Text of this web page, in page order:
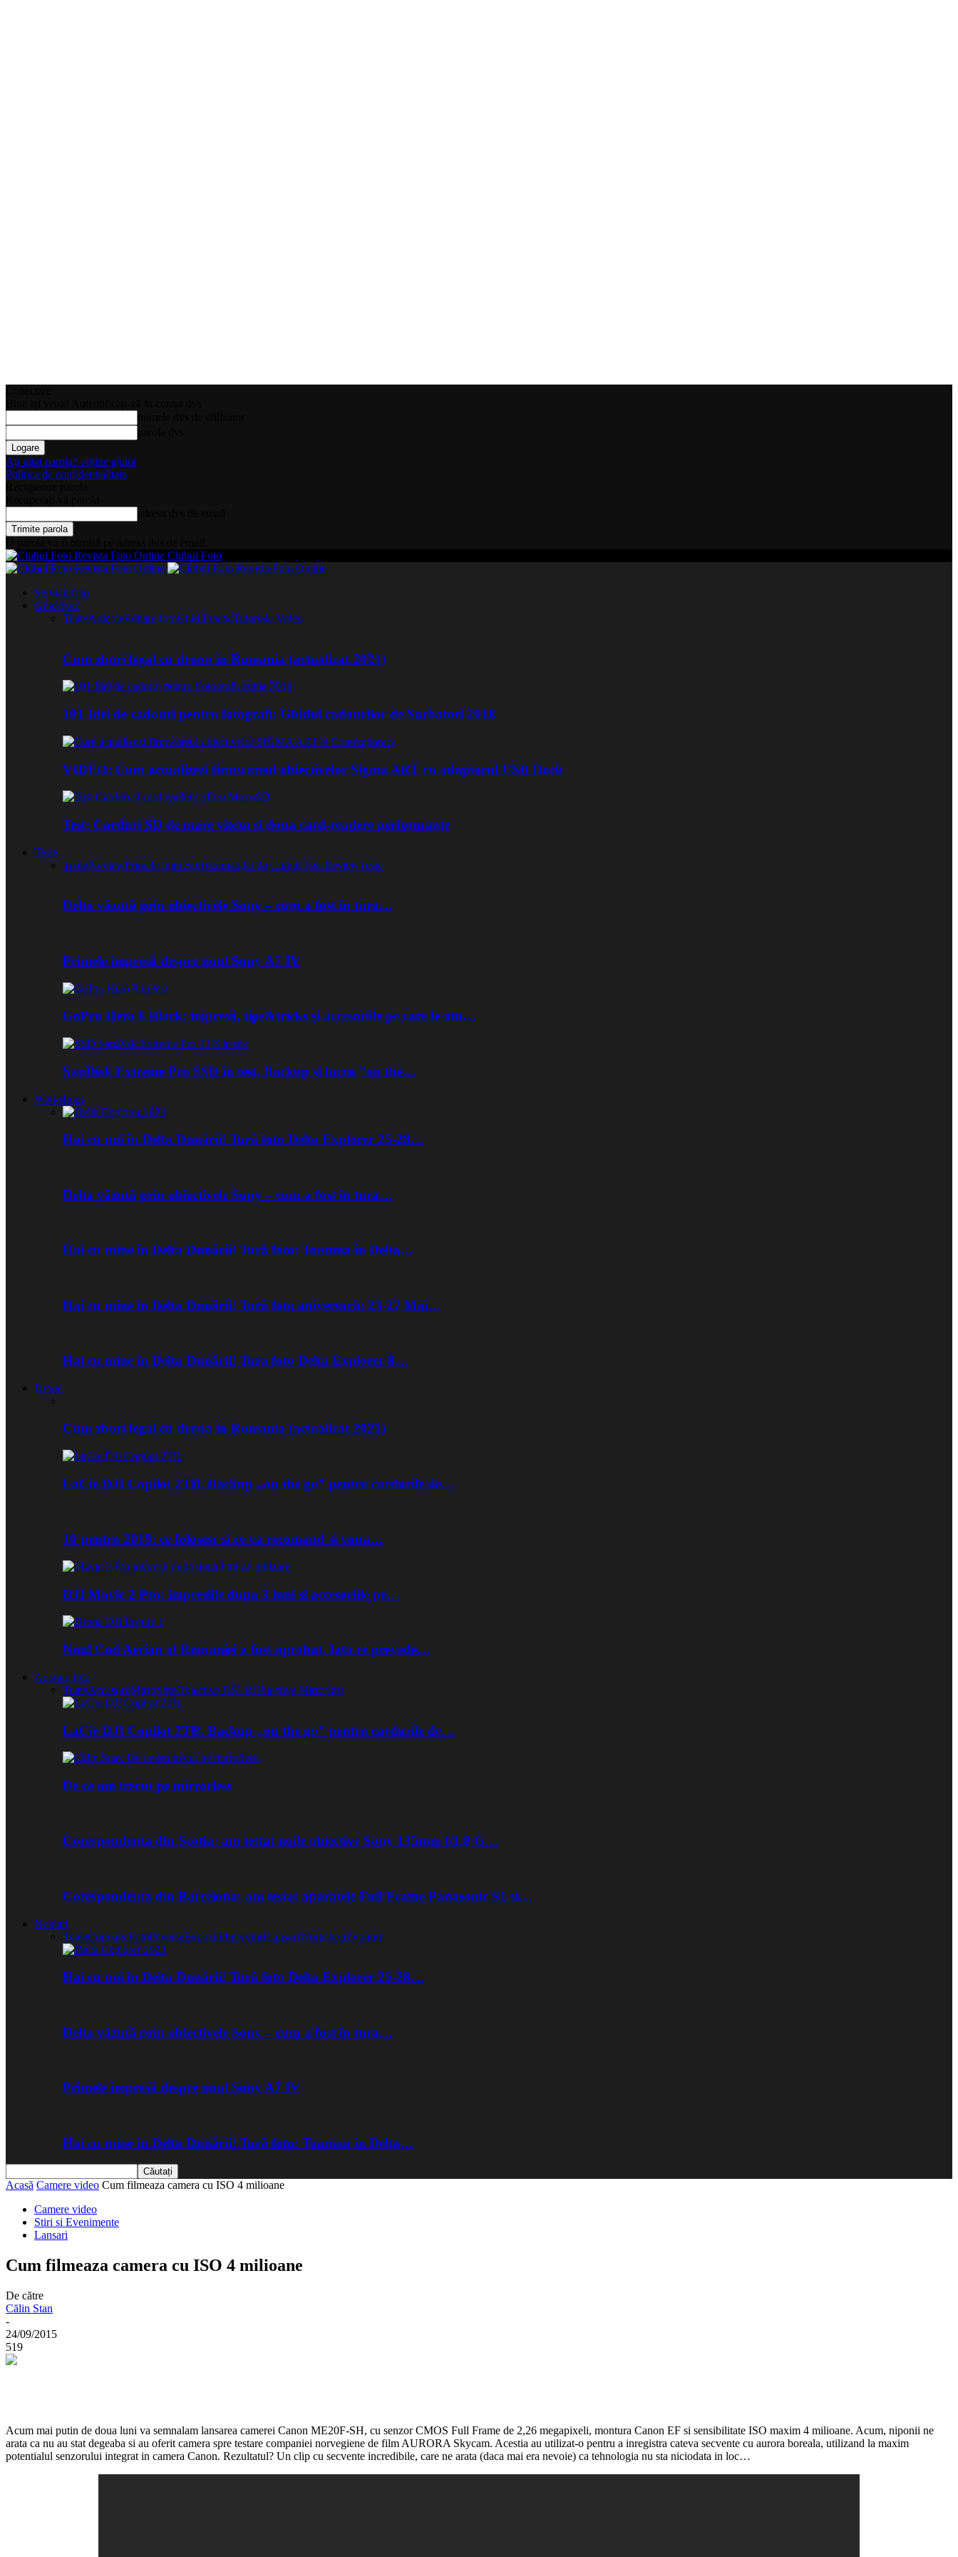
Ați uitat parola? obține ajutor
Politica de confidentialitate
Clubul Foto
Servicii foto
Ghid Foto
ToateArticoleEditare fotoGhid PracticTutoriale Video
Cum zbori legal cu drona in Romania (actualizat 2021)
101 Idei de cadouri pentru fotografi: Ghidul cadourilor de Sarbatori 2018
VIDEO: Cum actualizezi firmwareul obiectivelor Sigma ART cu adaptorul USB Dock
Test: Carduri SD de mare viteza si doua card-readere performante
Teste
ToatePreviewPrimele impresiiRecomandat de Clubul FotoReviewTeste
Delta văzută prin obiectivele Sony – cum a fost în tura…
Primele impresii despre noul Sony A7 IV
GoPro Hero 8 Black: impresii, tips&tricks și accesoriile pe care le-am…
SanDisk Extreme Pro SSD în test. Backup și lucru ”on the…
Workshops
Hai cu noi în Delta Dunării! Tură foto Delta Explorer 25-28…
Delta văzută prin obiectivele Sony – cum a fost în tura…
Hai cu mine în Delta Dunării! Tură foto: Toamna în Delta…
Hai cu mine în Delta Dunării! Tură foto aniversară: 23-27 Mai…
Hai cu mine în Delta Dunării! Tura foto Delta Explorer 8…
Drone
Cum zbori legal cu drona in Romania (actualizat 2021)
LaCie DJI Copilot 2TB. Backup „on the go” pentru cardurile de…
10 pentru 2019: ce folosesc si ce va recomand si voua…
DJI Mavic 2 Pro: impresiile dupa 3 luni si accesoriile pe…
Noul Cod Aerian al Romaniei a fost aprobat. Iata ce prevede…
Aparate foto
ToateAccesoriiMirrorlessObiective DSLRObiective Mirrorless
LaCie DJI Copilot 2TB. Backup „on the go” pentru cardurile de…
De ce am trecut pe mirrorless
Corespondenta din Scotia: am testat noile obiective Sony 135mm f/1.8 G…
Corespondenta din Barcelona: am testat aparatele Full Frame Panasonic S1 si…
Noutati
ToateConcurs FotoDiverseExpozitiiInterviuriLansariWorkshopZvonuri
Hai cu noi în Delta Dunării! Tură foto Delta Explorer 25-28…
Delta văzută prin obiectivele Sony – cum a fost în tura…
Primele impresii despre noul Sony A7 IV
Hai cu mine în Delta Dunării! Tură foto: Toamna în Delta…
Acasă Camere video Cum filmeaza camera cu ISO 4 milioane
Camere video
Stiri si Evenimente
Lansari
Cum filmeaza camera cu ISO 4 milioane
De către
Călin Stan
-
24/09/2015
519
Acum mai putin de doua luni va semnalam lansarea camerei Canon ME20F-SH, cu senzor CMOS Full Frame de 2,26 megapixeli, montura Canon EF si sensibilitate ISO maxim 4 milioane. Acum, niponii ne
arata ca nu au stat degeaba si au oferit camera spre testare companiei norvegiene de film AURORA Skycam. Acestia au utilizat-o pentru a inregistra cateva secvente cu aurora boreala, utilizand la maxim
potentialul senzorului integrat in camera Canon. Rezultatul? Un clip cu secvente incredibile, care ne arata (daca mai era nevoie) ca tehnologia nu sta niciodata in loc…